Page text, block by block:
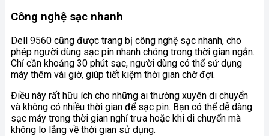
Công nghệ sạc nhanh
Dell 9560 cũng được trang bị công nghệ sạc nhanh, cho
phép người dùng sạc pin nhanh chóng trong thời gian ngắn.
Chỉ cần khoảng 30 phút sạc, người dùng có thể sử dụng
máy thêm vài giờ, giúp tiết kiệm thời gian chờ đợi.
Điều này rất hữu ích cho những ai thường xuyên di chuyển
và không có nhiều thời gian để sạc pin. Bạn có thể dễ dàng
sạc máy trong thời gian nghỉ trưa hoặc khi di chuyển mà
không lo lắng về thời gian sử dụng.